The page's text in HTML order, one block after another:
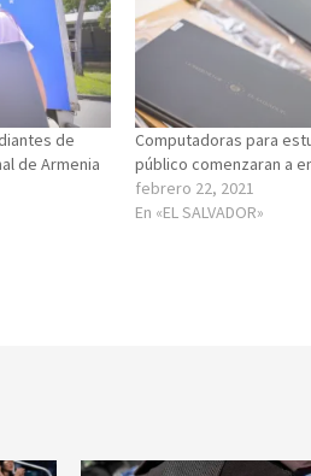
de
de Armenia
Computadoras para
público comenzaran a
febrero 22, 2021
En «EL SALVADOR»